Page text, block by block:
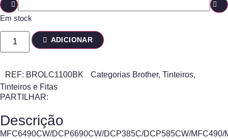
Em stock
ADICIONAR
REF: BROLC1100BK Categorias Brother, Tinteiros,
Tinteiros e Fitas
PARTILHAR:
Descrição
MFC6490CW/DCP6690CW/DCP385C/DCP585CW/